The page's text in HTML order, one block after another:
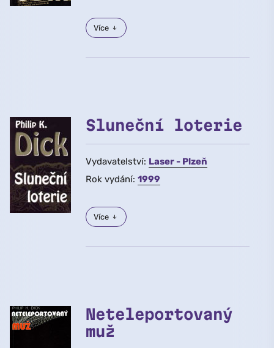
Více
Sluneční loterie
Vydavatelství: Laser - Plzeň
Rok vydání: 1999
Více
Neteleportovaný
muž